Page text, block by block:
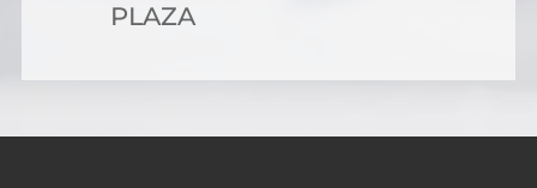
PLAZA